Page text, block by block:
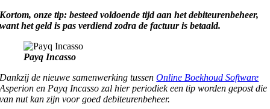
Kortom, onze tip: besteed voldoende tijd aan het debiteurenbeheer,
want het geld is pas verdiend zodra de factuur is betaald.
Payq Incasso
Dankzij de nieuwe samenwerking tussenOnline Boekhoud Software
Asperion en Payq Incasso zal hier periodiek een tip worden gepost die
van nut kan zijn voor goed debiteurenbeheer.